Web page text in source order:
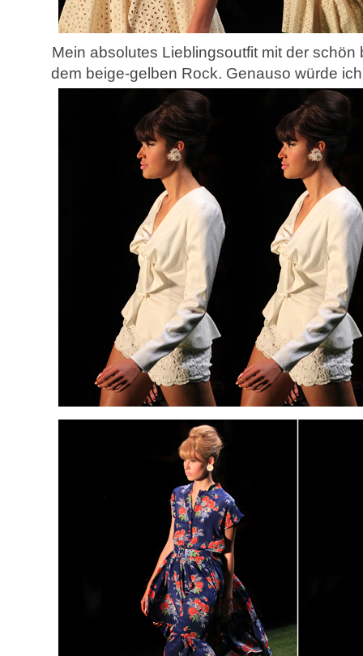
Mein absolutes Lieblingsoutfit mit der
dem beige-gelben Rock. Genauso würde